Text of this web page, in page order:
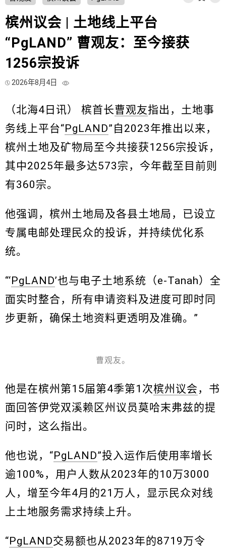
槟州议会 | 土地线上平台
“PgLAND” 曹观友：至今接获
1256宗投诉
2026年8月4日
（北海4日讯） 槟首长曹观友指出，土地事
务线上平台“PgLAND”自2023年推出以来，
槟州土地及矿物局至今共接获1256宗投诉，
其中2025年最多达573宗，今年截至目前则
有360宗。
他强调，槟州土地局及各县土地局，已设立
专属电邮处理民众的投诉，并持续优化系
统。
“‘PgLAND’也与电子土地系统（e-Tanah）全
面实时整合，所有申请资料及进度可即时同
步更新，确保土地资料更透明及准确。”
曹观友。
他是在槟州第15届第4季第1次槟州议会 ，书
面回答伊党双溪赖区州议员莫哈末弗兹的提
问时，这么指出。
他也说，“PgLAND”投入运作后使用率增长
逾100%，用户人数从2023年的10万3000
人，增至今年4月的21万人，显示民众对线
上土地服务需求持续上升。
“PgLAND交易额也从2023年的8719万令